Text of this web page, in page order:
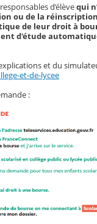
d’élèvequi
ou de la
de leur droit à
d'étude
et du
et-de-lycee
: